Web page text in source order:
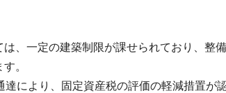
、一定の建築制限が課せられており、整
。
により、固定資産税の評価の軽減措置が